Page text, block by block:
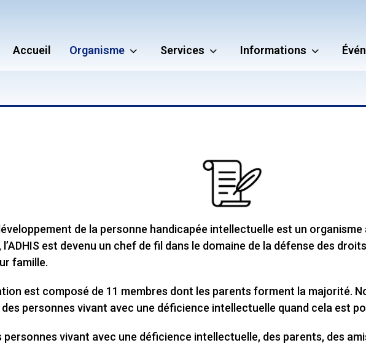
Accueil Organisme Services Informations
de la personne handicapée intellectuelle est un
l’ADHIS est devenu un chef de fil dans le domaine de la défense des
famille.
est composé de 11 membres dont les parents forment la majorité.
des personnes vivant avec une déficience intellectuelle quand cela est
personnes vivant avec une déficience intellectuelle, des parents, des